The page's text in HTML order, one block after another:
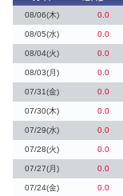
08/06(木)
0.0
08/05(水) 0.0
08/04(火) 0.0
08/03(月) 0.0
07/31(金) 0.0
07/30(木) 0.0
07/29(水) 0.0
07/28(火) 0.0
07/27(月) 0.0
07/24(金) 0.0